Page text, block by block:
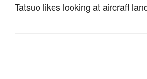
Tatsuo likes looking at aircraft